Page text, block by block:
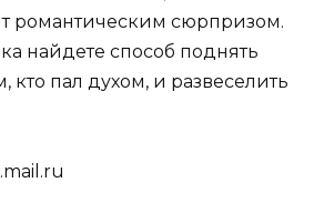
романтическим сюрпризом.
найдете способ поднять
кто пал духом, и развеселить